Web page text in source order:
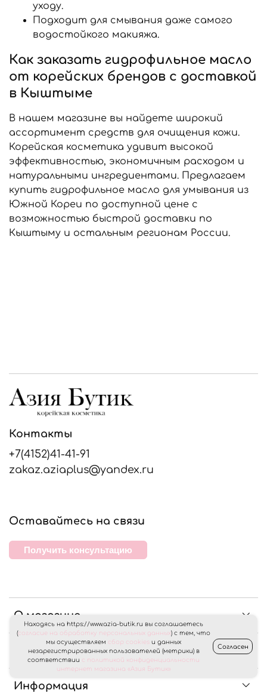
уходу.
Подходит для смывания даже самого
водостойкого макияжа.
Как заказать гидрофильное масло
от корейских брендов с доставкой
в Кыштыме
В нашем магазине вы найдете широкий
ассортимент средств для очищения кожи.
Корейская косметика удивит высокой
эффективностью, экономичным расходом и
натуральными ингредиентами. Предлагаем
купить гидрофильное масло для умывания из
Южной Кореи по доступной цене с
возможностью быстрой доставки по
Кыштыму и остальным регионам России.
О магазине
Клиентам
Информация
Контакты
+7(4152)41-41-91
zakaz.aziaplus@yandex.ru
Оставайтесь на связи
Получить консультацию
Находясь на https://www.azia-butik.ru вы соглашаетесь
(согласие на обработку персональных данных) с тем, что
мы осуществляем сбор cookies и данных
незарегистрированных пользователей (метрики) в
соответствии с политикой конфиденциальности
интернет магазина «Азия Бутик»
Согласен